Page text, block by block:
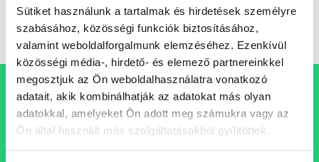
Sütiket használunk a tartalmak és hirdetések személyre
szabásához, közösségi funkciók biztosításához,
valamint weboldalforgalmunk elemzéséhez. Ezenkívül
közösségi média-, hirdető- és elemező partnereinkkel
megosztjuk az Ön weboldalhasználatra vonatkozó
adatait, akik kombinálhatják az adatokat más olyan
adatokkal, amelyeket Ön adott meg számukra vagy az
Ön által használt más szolgáltatásokból gyűjtöttek.
Állásajánlataink
Folyamatosan bővülő csapatunkba keressük azokat a
szakembereket, akik egy professzionális, inspiráló és